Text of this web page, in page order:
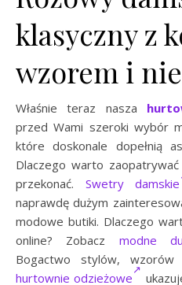
klasyczny z
wzorem i
Właśnie teraz nasza
przed Wami szeroki wybór
które doskonale dopełnią
Dlaczego warto
przekonać. Swetry damskie
naprawdę dużym
modowe butiki. Dlaczego
online? Zobacz modne
Bogactwo stylów,
hurtownie odzieżowe